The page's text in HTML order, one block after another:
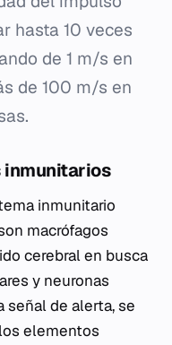
hasta 10 veces
de 1 m/s en
de 100 m/s en
inmunitarios
inmunitario
macrófagos
cerebral en busca
y neuronas
señal de alerta, se
elementos